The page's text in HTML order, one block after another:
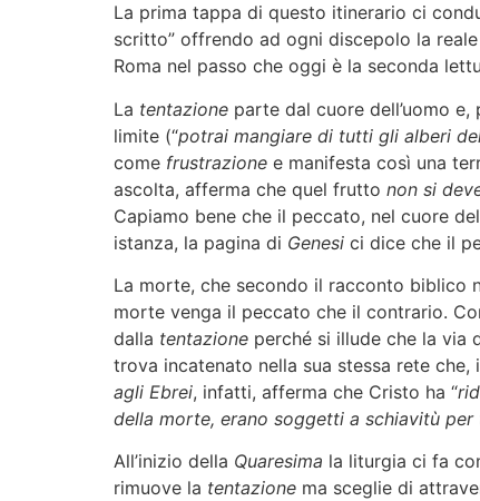
La prima tappa di questo itinerario ci
scritto” offrendo ad ogni discepolo la
Roma nel passo che oggi è la seconda
La tentazione parte dal cuore dell’uomo
limite (“potrai mangiare di tutti gli alberi
come frustrazione e manifesta così una
ascolta, afferma che quel frutto non si
Capiamo bene che il peccato, nel cuore
istanza, la pagina di Genesi ci dice che il
La morte, che secondo il racconto biblico
morte venga il peccato che il contrario.
dalla tentazione perché si illude che la via
trova incatenato nella sua stessa rete che,
agli Ebrei, infatti, afferma che Cristo ha “
della morte, erano soggetti a schiavitù
All’inizio della Quaresima la liturgia ci fa
rimuove la tentazione ma sceglie di